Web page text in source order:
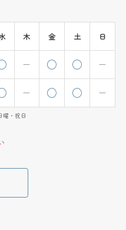
木 金 土 日
曜・祝日